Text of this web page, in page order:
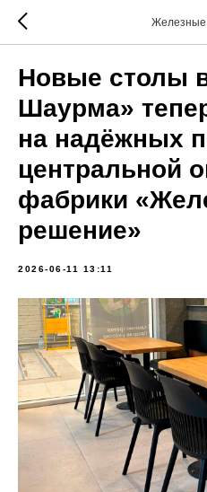
Железные
Новые столы
Шаурма»
на надёжных
центральной
фабрики
решение»
2026-06-11 13:11